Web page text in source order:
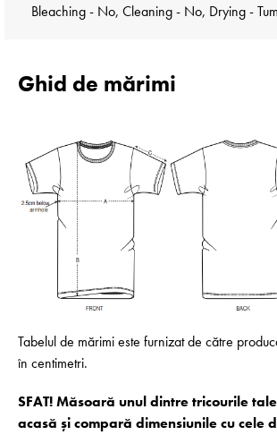
Bleaching - No, Cleaning - No, Drying -
Ghid de mărimi
Tabelul de mărimi este furnizat de către
în centimetri.
SFAT! Măsoară unul dintre tricourile
acasă și compară dimensiunile cu cele